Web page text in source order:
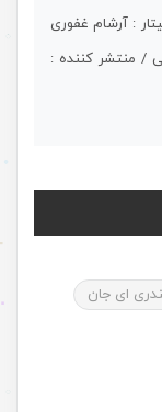
: آرشام غفوری
/ منتشر کننده :
ای جان